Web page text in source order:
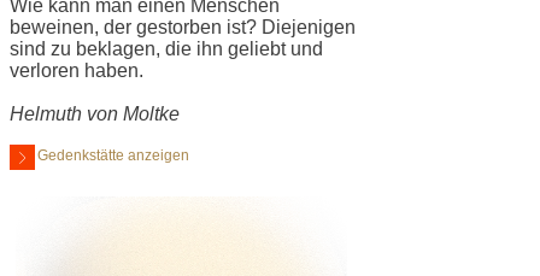
Wie kann man einen Menschen
beweinen, der gestorben ist? Diejenigen
sind zu beklagen, die ihn geliebt und
verloren haben.
Helmuth von Moltke
Gedenkstätte anzeigen